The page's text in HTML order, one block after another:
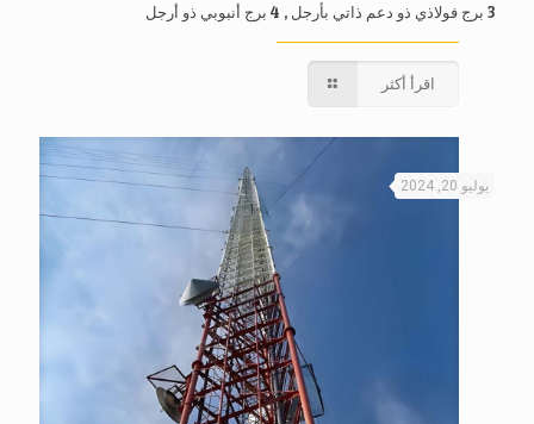
3 برج فولاذي ذو دعم ذاتي بأرجل , 4 برج أنبوبي ذو أرجل
اقرأ أكثر
يوليو 20, 2024